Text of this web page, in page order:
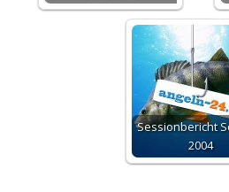
Sessionbericht
2004